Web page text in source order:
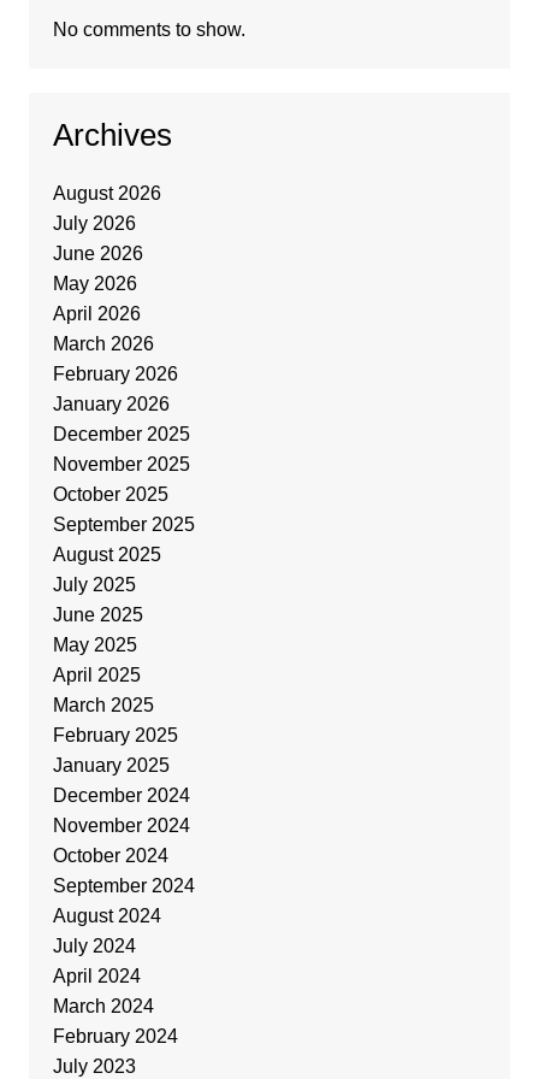
No comments to show.
Archives
August 2026
July 2026
June 2026
May 2026
April 2026
March 2026
February 2026
January 2026
December 2025
November 2025
October 2025
September 2025
August 2025
July 2025
June 2025
May 2025
April 2025
March 2025
February 2025
January 2025
December 2024
November 2024
October 2024
September 2024
August 2024
July 2024
April 2024
March 2024
February 2024
July 2023